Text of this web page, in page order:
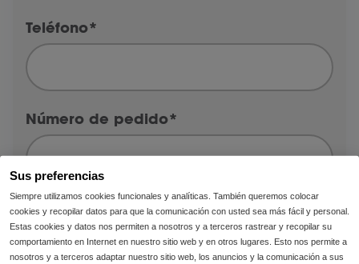
Sus preferencias
Siempre utilizamos cookies funcionales y analíticas. También queremos colocar
cookies y recopilar datos para que la comunicación con usted sea más fácil y personal.
Estas cookies y datos nos permiten a nosotros y a terceros rastrear y recopilar su
comportamiento en Internet en nuestro sitio web y en otros lugares. Esto nos permite a
nosotros y a terceros adaptar nuestro sitio web, los anuncios y la comunicación a sus
Teléfono*
Número de pedido*
¿Qué producto te gustaría devolver?*